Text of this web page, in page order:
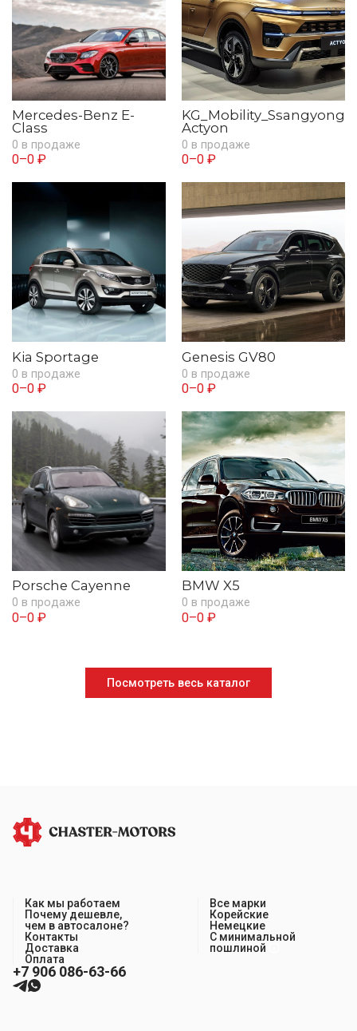
Mercedes-Benz E-
Class
0 в продаже
0–0 ₽
KG_Mobility_Ssangyong
Actyon
0 в продаже
0–0 ₽
Kia Sportage
0 в продаже
0–0 ₽
Genesis GV80
0 в продаже
0–0 ₽
Porsche Cayenne
0 в продаже
0–0 ₽
BMW X5
0 в продаже
0–0 ₽
Посмотреть весь каталог
Как мы работаем
Почему дешевле,
чем в автосалоне?
Контакты
Доставка
Оплата
Все марки
Корейские
Немецкие
С минимальной
пошлиной
+7 906 086-63-66